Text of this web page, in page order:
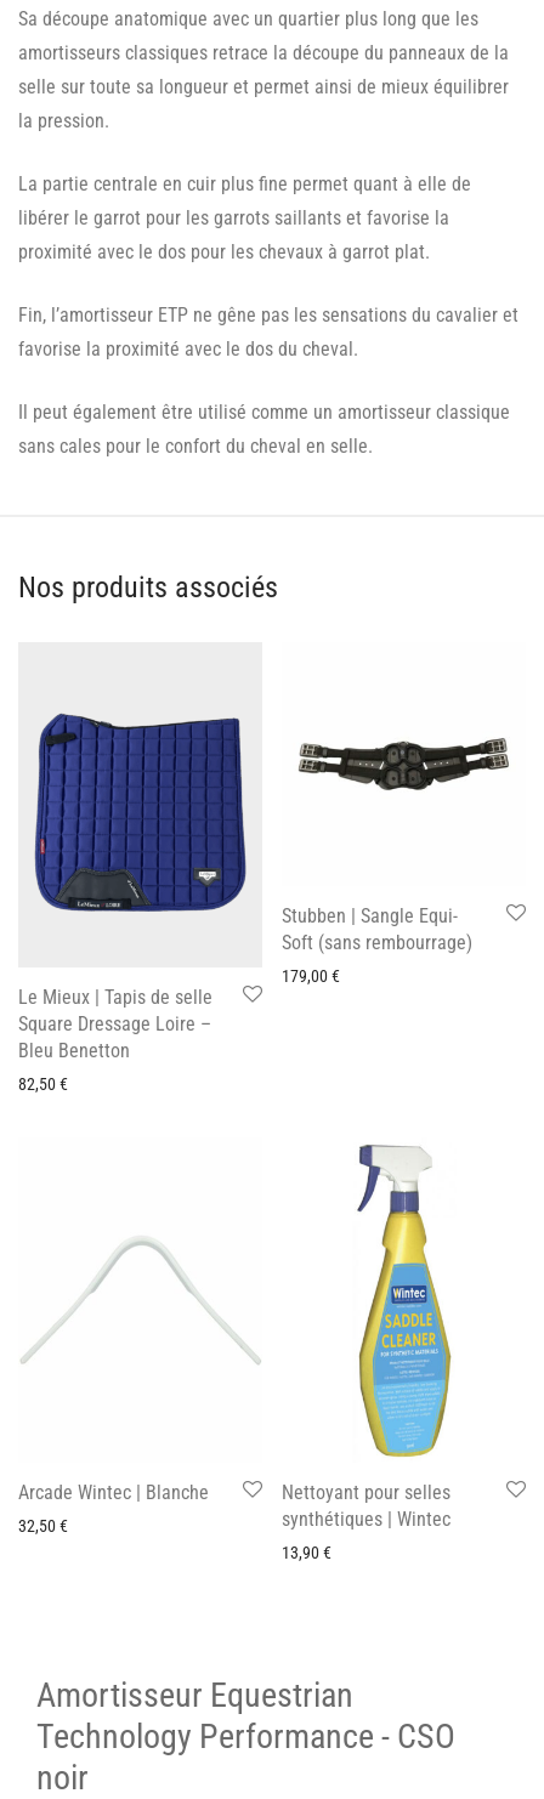
Sa découpe anatomique avec un quartier plus long que les
amortisseurs classiques retrace la découpe du panneaux de la
selle sur toute sa longueur et permet ainsi de mieux équilibrer
la pression.
La partie centrale en cuir plus fine permet quant à elle de
libérer le garrot pour les garrots saillants et favorise la
proximité avec le dos pour les chevaux à garrot plat.
Fin, l’amortisseur ETP ne gêne pas les sensations du cavalier et
favorise la proximité avec le dos du cheval.
Il peut également être utilisé comme un amortisseur classique
sans cales pour le confort du cheval en selle.
Nos produits associés
Le Mieux | Tapis de selle
Square Dressage Loire –
Bleu Benetton
82,50€
Stubben | Sangle Equi-
Soft (sans rembourrage)
179,00€
Arcade Wintec | Blanche
32,50€
Nettoyant pour selles
synthétiques | Wintec
13,90€
Amortisseur Equestrian
Technology Performance - CSO
noir